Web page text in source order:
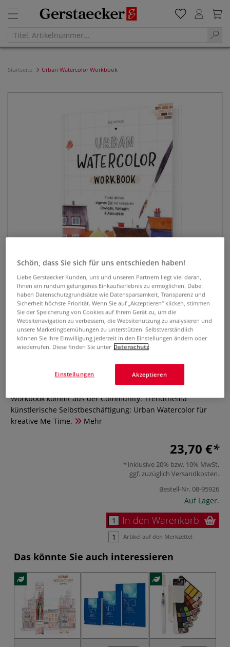
Startseite Urban Watercolor Workbook
Urban Watercolor Workbook
0 Bewertungen
Neuer Kreativstoff für Fans der Reihe: Wunsch nach dem
Workbook kommt aus der Community. Trendthema
künstlerische Selbstbeschäftigung: Urban Watercolor für
kreative Me-Time.
Mehr
23,70 €
inklusive 20% bzw. 10% MwSt,
ggf. zuzüglich Versandkosten.
Bestell-Nr.08-95926
Auf Lager.
In den Warenkorb
Artikel auf den Merkzettel
Das könnte Sie auch interessieren
Schön, dass Sie sich für uns entschieden haben!
Liebe Gerstaecker Kunden, uns und unseren Partnern liegt viel daran,
Ihnen ein rundum gelungenes Einkaufserlebnis zu ermöglichen. Dabei
haben Datenschutzgrundsätze wie Datensparsamkeit, Transparenz und
Sicherheit höchste Priorität. Wenn Sie auf „Akzeptieren“ klicken, stimmen
Sie der Speicherung von Cookies auf Ihrem Gerät zu, um die
Websitenavigation zu verbessern, die Websitenutzung zu analysieren und
unsere Marketingbemühungen zu unterstützen. Selbstverständlich
können Sie Ihre Einwilligung jederzeit in den Einstellungen ändern oder
wiederrufen. Diese finden Sie unter Datenschutz
Akzeptieren
Einstellungen